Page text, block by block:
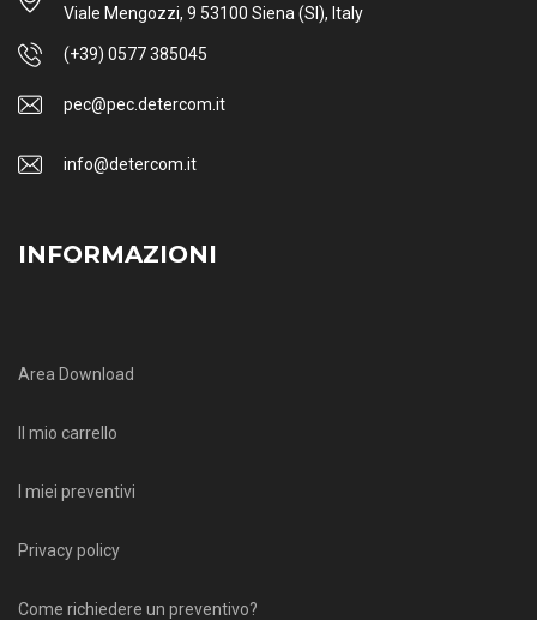
Viale Mengozzi, 9 53100 Siena (SI), Italy
(+39) 0577 385045
pec@pec.detercom.it
info@detercom.it
INFORMAZIONI
Area Download
Il mio carrello
I miei preventivi
Privacy policy
Come richiedere un preventivo?